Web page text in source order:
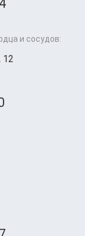
и сосудов:
12